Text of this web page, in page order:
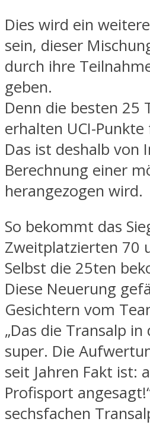
Dies wird ein
sein, dieser
durch ihre
geben.
Denn die besten 25
erhalten UCI-
Das ist deshalb von
Berechnung einer
herangezogen wird.
So bekommt das
Zweitplatzierten 70
Selbst die 25ten
Diese Neuerung
Gesichtern vom
„Das die Transalp
super. Die
seit Jahren Fakt ist:
Profisport
sechsfachen